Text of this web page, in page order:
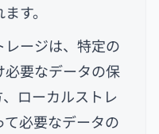
す。
ージは、特定の
要なデータの保
ローカルストレ
必要なデータの